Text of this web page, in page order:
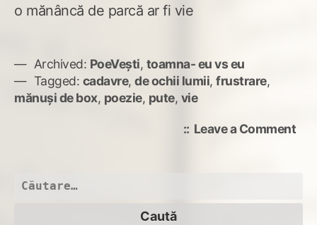
o mănâncă de parcă ar fi vie
Archived: PoeVești, toamna- eu vs eu
Tagged: cadavre, de ochii lumii, frustrare,
mănuși de box, poezie, pute, vie
Leave a Commenton
Caută